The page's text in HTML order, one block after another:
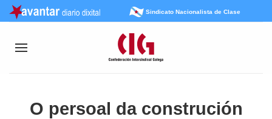
Sindicato Nacionalista de Clase
O persoal da construción